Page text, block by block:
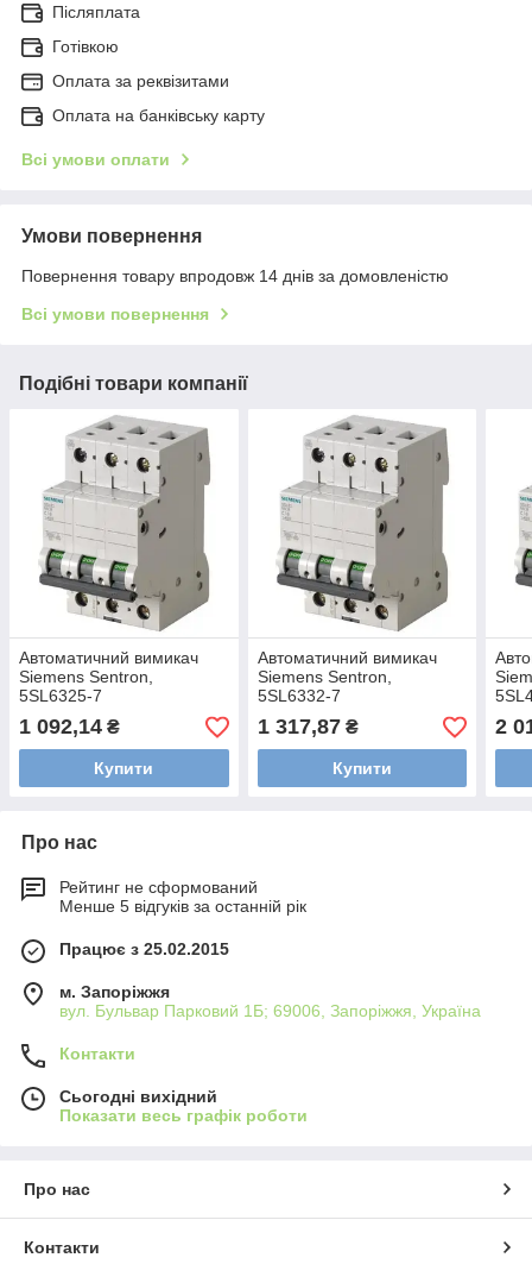
Післяплата
Готівкою
Оплата за реквізитами
Оплата на банківську карту
Всі умови оплати
Умови повернення
Повернення товару впродовж 14 днів за домовленістю
Всі умови повернення
Подібні товари компанії
Автоматичний вимикач
Siemens Sentron,
5SL6325-7
1 092,14 ₴
Купити
Автоматичний вимикач
Siemens Sentron,
5SL6332-7
1 317,87₴
Купити
2
Про нас
Рейтинг не сформований
Менше 5 відгуків за останній рік
Працює з 25.02.2015
м. Запоріжжя
вул. Бульвар Парковий 1Б; 69006, Запоріжжя, Україна
Контакти
Сьогодні вихідний
Показати весь графік роботи
Про нас
Контакти